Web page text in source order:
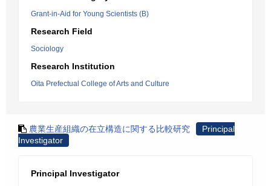
Grant-in-Aid for Young Scientists (B)
Research Field
Sociology
Research Institution
Oita Prefectual College of Arts and Culture
農業生産組織の在立構造に関する比較研究
Principal
Investigator
Principal Investigator